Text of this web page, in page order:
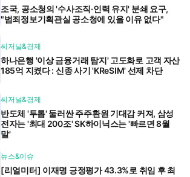
조국, 공소청의 '수사조직·인력 유지' 분쇄 요구,
"범죄정보기획관실 공소청에 있을 이유 없다"
씨저널&경제
하나은행 '이상 금융거래 탐지' 고도화로 고객 자산
185억 지켰다 : 신종 사기 'KReSIM' 선제 차단
씨저널&경제
반도체 '투톱' 둘러싼 주주환원 기대감 커져, 삼성
전자는 '최대 200조' SK하이닉스는 '빠르면 8월
말'
뉴스&이슈
[리얼미터] 이재명 긍정평가 43.3%로 취임 후 최